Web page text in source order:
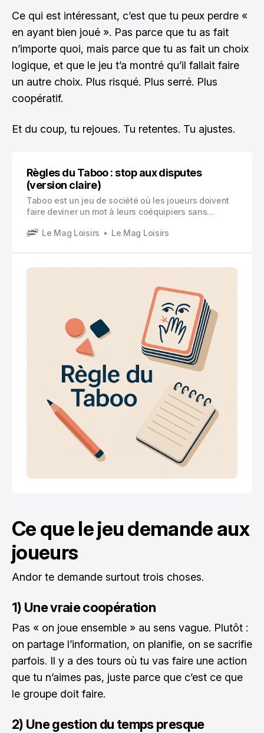
Ce qui est intéressant, c’est que tu peux perdre «
en ayant bien joué ». Pas parce que tu as fait
n’importe quoi, mais parce que tu as fait un choix
logique, et que le jeu t’a montré qu’il fallait faire
un autre choix. Plus risqué. Plus serré. Plus
coopératif.
Et du coup, tu rejoues. Tu retentes. Tu ajustes.
Règles du Taboo : stop aux disputes
(version claire)
Taboo est un jeu de société où les joueurs doivent
faire deviner un mot à leurs coéquipiers sans
tabous”.Le Mag Loisirs Le Mag Loisirs
Ce que le jeu demande aux
joueurs
Andor te demande surtout trois choses.
1) Une vraie coopération
Pas « on joue ensemble » au sens vague. Plutôt :
on partage l’information, on planifie, on se sacrifie
parfois. Il y a des tours où tu vas faire une action
que tu n’aimes pas, juste parce que c’est ce que
le groupe doit faire.
2) Une gestion du temps presque